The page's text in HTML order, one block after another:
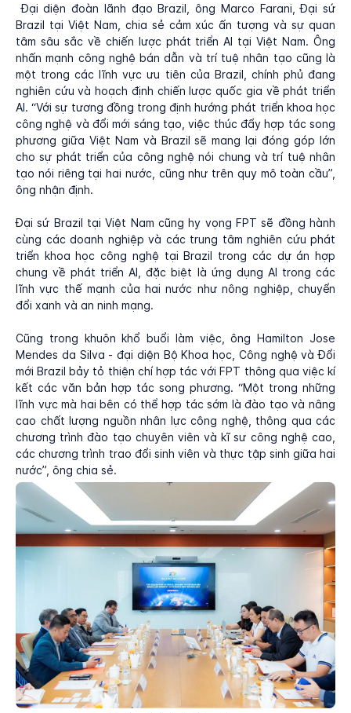
Đại diện đoàn lãnh đạo Brazil, ông Marco Farani, Đại sứ
Brazil tại Việt Nam, chia sẻ cảm xúc ấn tượng và sự quan
tâm sâu sắc về chiến lược phát triển AI tại Việt Nam. Ông
nhấn mạnh công nghệ bán dẫn và trí tuệ nhân tạo cũng là
một trong các lĩnh vực ưu tiên của Brazil, chính phủ đang
nghiên cứu và hoạch định chiến lược quốc gia về phát triển
AI. “Với sự tương đồng trong định hướng phát triển khoa học
công nghệ và đổi mới sáng tạo, việc thúc đẩy hợp tác song
phương giữa Việt Nam và Brazil sẽ mang lại đóng góp lớn
cho sự phát triển của công nghệ nói chung và trí tuệ nhân
tạo nói riêng tại hai nước, cũng như trên quy mô toàn cầu”,
ông nhận định.
Đại sứ Brazil tại Việt Nam cũng hy vọng FPT sẽ đồng hành
cùng các doanh nghiệp và các trung tâm nghiên cứu phát
triển khoa học công nghệ tại Brazil trong các dự án hợp
chung về phát triển AI, đặc biệt là ứng dụng AI trong các
lĩnh vực thế mạnh của hai nước như nông nghiệp, chuyển
đổi xanh và an ninh mạng.
Cũng trong khuôn khổ buổi làm việc, ông Hamilton Jose
Mendes da Silva - đại diện Bộ Khoa học, Công nghệ và Đổi
mới Brazil bảy tỏ thiện chí hợp tác với FPT thông qua việc kí
kết các văn bản hợp tác song phương. “Một trong những
lĩnh vực mà hai bên có thể hợp tác sớm là đào tạo và nâng
cao chất lượng nguồn nhân lực công nghệ, thông qua các
chương trình đào tạo chuyên viên và kĩ sư công nghệ cao,
các chương trình trao đổi sinh viên và thực tập sinh giữa hai
nước”, ông chia sẻ.